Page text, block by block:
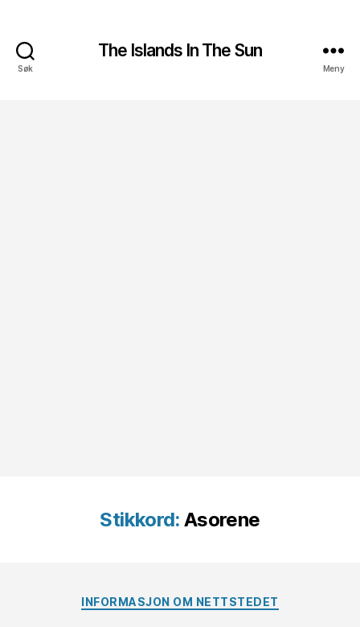
Søk
The Islands In The Sun
Meny
Stikkord: Asorene
Kategorier
INFORMASJON OM NETTSTEDET